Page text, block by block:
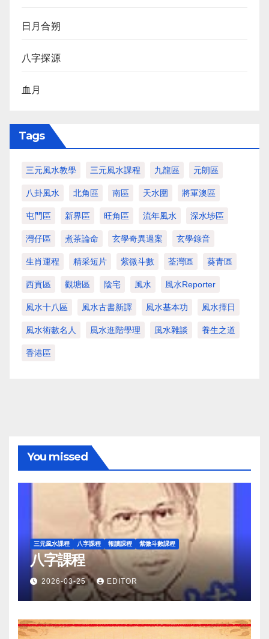
日月合朔
八字探源
血月
Tags
三元風水教學 三元風水課程 九龍區 元朗區
八卦風水 北角區 南區 天水圍 將軍澳區
屯門區 新界區 旺角區 流年風水 深水埗區
灣仔區 煮茶論命 玄學奇異過案 玄學錄音
生肖運程 精采短片 紫微斗數 荃灣區 葵青區
西貢區 觀塘區 陰宅 風水 風水Reporter
風水十八區 風水古書新譯 風水基本功 風水擇日
風水術數名人 風水進階學理 風水雜談 養生之道
香港區
You missed
三元風水課程 八字課程 報讀課程 紫微斗數課程
八字課程
2026-03-25 EDITOR